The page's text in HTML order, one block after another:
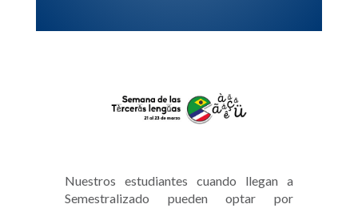
Nuestros estudiantes cuando llegan a
Semestralizado pueden optar por